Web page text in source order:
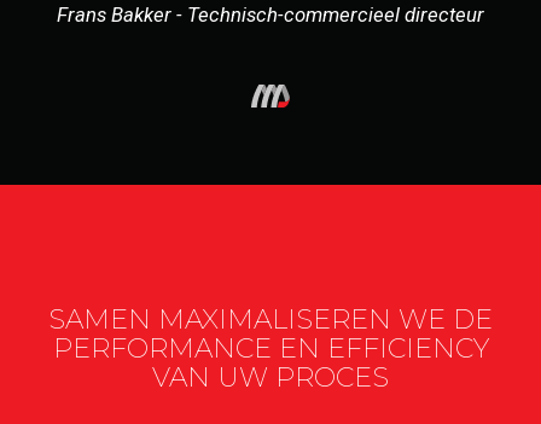
Frans Bakker - Technisch-commercieel directeur
SAMEN MAXIMALISEREN WE DE
PERFORMANCE EN EFFICIENCY
VAN UW PROCES